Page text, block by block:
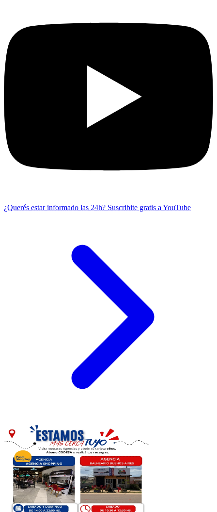
¿Querés estar informado las 24h? Suscribite gratis a YouTube